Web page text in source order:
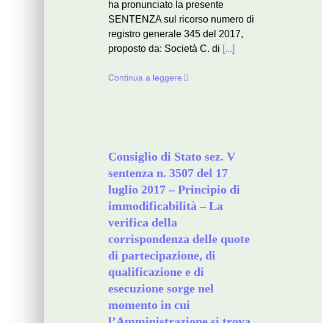
ha pronunciato la presente
SENTENZA sul ricorso numero di
registro generale 345 del 2017,
proposto da: Società C. di [...]
Continua a leggere
Consiglio di Stato sez. V
sentenza n. 3507 del 17
luglio 2017 – Principio di
immodificabilità – La
verifica della
corrispondenza delle quote
di partecipazione, di
qualificazione e di
esecuzione sorge nel
momento in cui